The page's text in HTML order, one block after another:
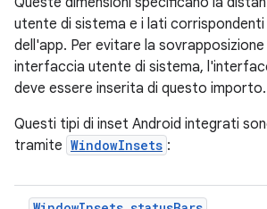
utente di sistema e i lati
dell'app. Per evitare la
interfaccia utente di sistema,
deve essere inserita di questo importo.
Questi tipi di inset Android integrati
tramite WindowInsets :